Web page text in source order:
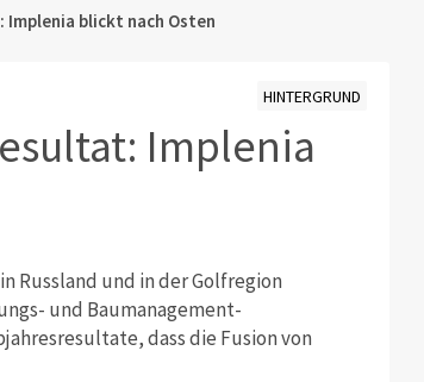
blickt nach Osten
HINTERGRUND
Implenia
Russland und in der Golfregion
und Baumanagement-
dass die Fusion von